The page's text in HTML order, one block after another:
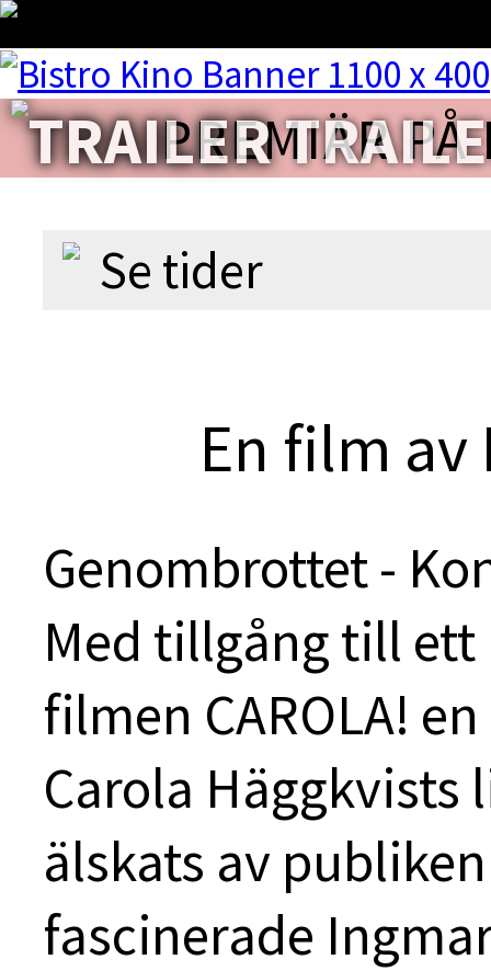
PREMIÄR PÅ
Se tider
En film
Genombrottet -
Med tillgång till
filmen CAROLA!
Carola Häggkvists
älskats av
fascinerade